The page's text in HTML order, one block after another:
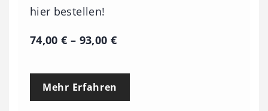
hier bestellen!
74,00€ – 93,00 €P
e
Mehr Erfahren